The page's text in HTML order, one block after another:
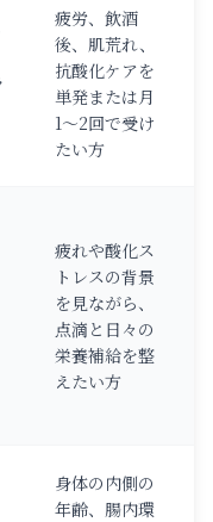
疲労、飲酒
後、肌荒れ、
抗酸化ケアを
単発または月
1〜2回で受け
たい方
疲れや酸化ス
トレスの背景
を見ながら、
点滴と日々の
栄養補給を整
えたい方
身体の内側の
年齢、腸内環